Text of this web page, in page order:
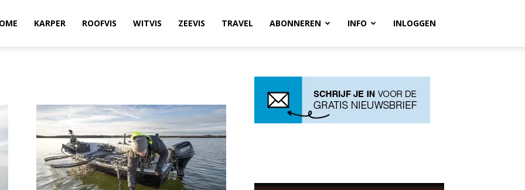
KARPER ROOFVIS WITVIS ZEEVIS TRAVEL ABONNEREN INFO INLOGGEN